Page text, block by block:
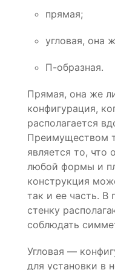
прямая;
угловая, она
П-образная.
Прямая, она же
конфигурация,
располагается
Преимуществом
является то,
любой формы и
конструкция
так и ее часть. В
стенку
соблюдать
Угловая —
для установки в